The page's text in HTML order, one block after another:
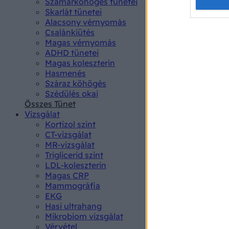
Skarlát tünetei
Alacsony vérnyomás
Csalánkiütés
Magas vérnyomás
ADHD tünetei
Magas koleszterin
Hasmenés
Száraz köhögés
Szédülés okai
Összes Tünet
Vizsgálat
Kortizol szint
CT-vizsgálat
MR-vizsgálat
Triglicerid szint
LDL-koleszterin
Magas CRP
Mammográfia
EKG
Hasi ultrahang
Mikrobiom vizsgálat
Vérvétel